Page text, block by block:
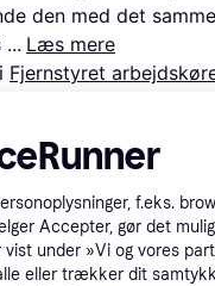
den med det
Læs mere
i Fjernstyret
f.eks.
Accepter, gør det
under »Vi og vores
eller trækker dit